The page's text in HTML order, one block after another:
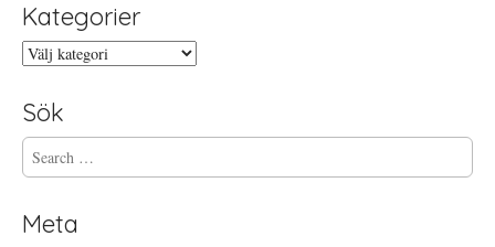
Kategorier
Kategorier
Sök
S
e
r
cMeta